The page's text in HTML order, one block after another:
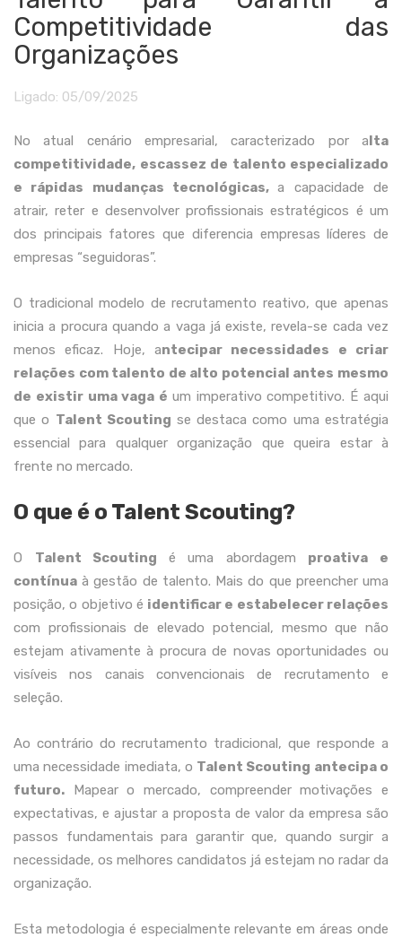
Competitividade das
Organizações
Ligado: 05/09/2025
No atual cenário empresarial, caracterizado por alta
competitividade, escassez de talento especializado
e rápidas mudanças tecnológicas,a capacidade de
atrair, reter e desenvolver profissionais estratégicos é um
dos principais fatores que diferencia empresas líderes de
empresas “seguidoras”.
O tradicional modelo de recrutamento reativo, que apenas
inicia a procura quando a vaga já existe, revela-se cada vez
menos eficaz. Hoje, antecipar necessidades e criar
relações com talento de alto potencial antes mesmo
de existir uma vaga é um imperativo competitivo. É aqui
que o Talent Scouting se destaca como uma estratégia
essencial para qualquer organização que queira estar à
frente no mercado.
O que é o Talent Scouting?
O Talent Scouting é uma abordagem proativa e
contínua à gestão de talento. Mais do que preencher uma
posição, o objetivo é identificar e estabelecer relações
com profissionais de elevado potencial, mesmo que não
estejam ativamente à procura de novas oportunidades ou
visíveis nos canais convencionais de recrutamento e
seleção.
Ao contrário do recrutamento tradicional, que responde a
uma necessidade imediata, o Talent Scouting antecipa o
futuro. Mapear o mercado, compreender motivações e
expectativas, e ajustar a proposta de valor da empresa são
passos fundamentais para garantir que, quando surgir a
necessidade, os melhores candidatos já estejam no radar da
organização.
Esta metodologia é especialmente relevante em áreas onde